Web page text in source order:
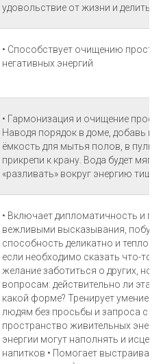
удовольствие от жизни и
• Способствует очищению
негативных энергий
• Гармонизация и очищение
Наводя порядок в доме, добавь
ёмкость для мытья полов, в
прикрепи к крану. Вода будет
«разливать» вокруг энергию
• Включает дипломатичность и
вежливыми высказывания,
способность деликатно и тепло
если необходимо сказать что-то
желание заботиться о других, но
вопросам: действительно ли эта
какой форме? Тренирует умение
людям без просьбы и запроса с
пространство живительных
энергии могут наполнять и
напитков • Помогает